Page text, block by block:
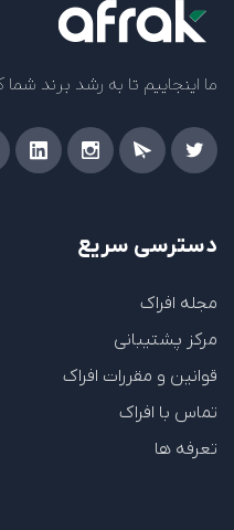
ما اینجاییم تا به رشد برند
دسترسی سریع
مجله افراک
مرکز پشتیبانی
قوانین و مقررات افراک
تماس با افراک
تعرفه ها